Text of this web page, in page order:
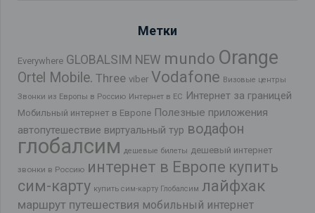
Метки
Everywhere GLOBALSIM NEW mundo Orange
Ortel Mobile. Three viber Vodafone Визовые центры
Звонки из Европы в Россию Интернет в ЕС Интернет за границей
Мобильный интернет в Европе Полезные приложения
автопутешествие виртуальный тур водафон
глобалсим дешевые билеты дешевый интернет
звонки в Россию интернет в Европе купить
сим-карту купить сим-карту Глобалсим лайфхак
маршрут путешествия мобильный интернет